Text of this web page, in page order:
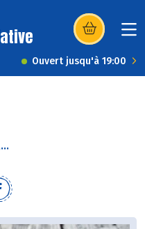
(s’ouvre dans
Ouvert jusqu'à 19:00